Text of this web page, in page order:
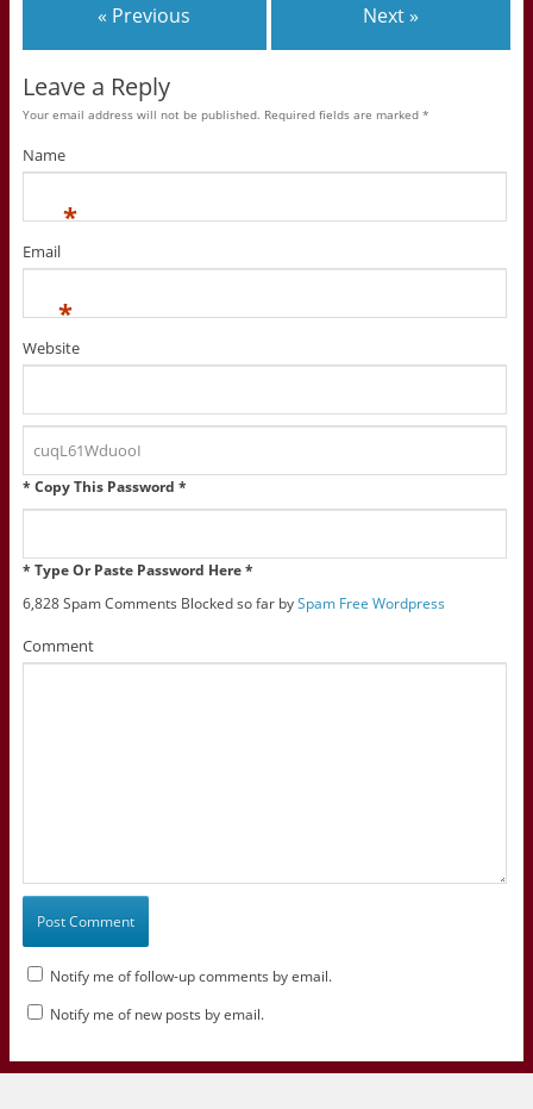
« Previous Next »
Leave a Reply
Your email address will not be published. Required fields are marked *
Name
*
Email
*
Website
* Copy This Password *
* Type Or Paste Password Here *
6,828 Spam Comments Blocked so far bySpam Free Wordpress
Comment
Notify me of follow-up comments by email.
Notify me of new posts by email.